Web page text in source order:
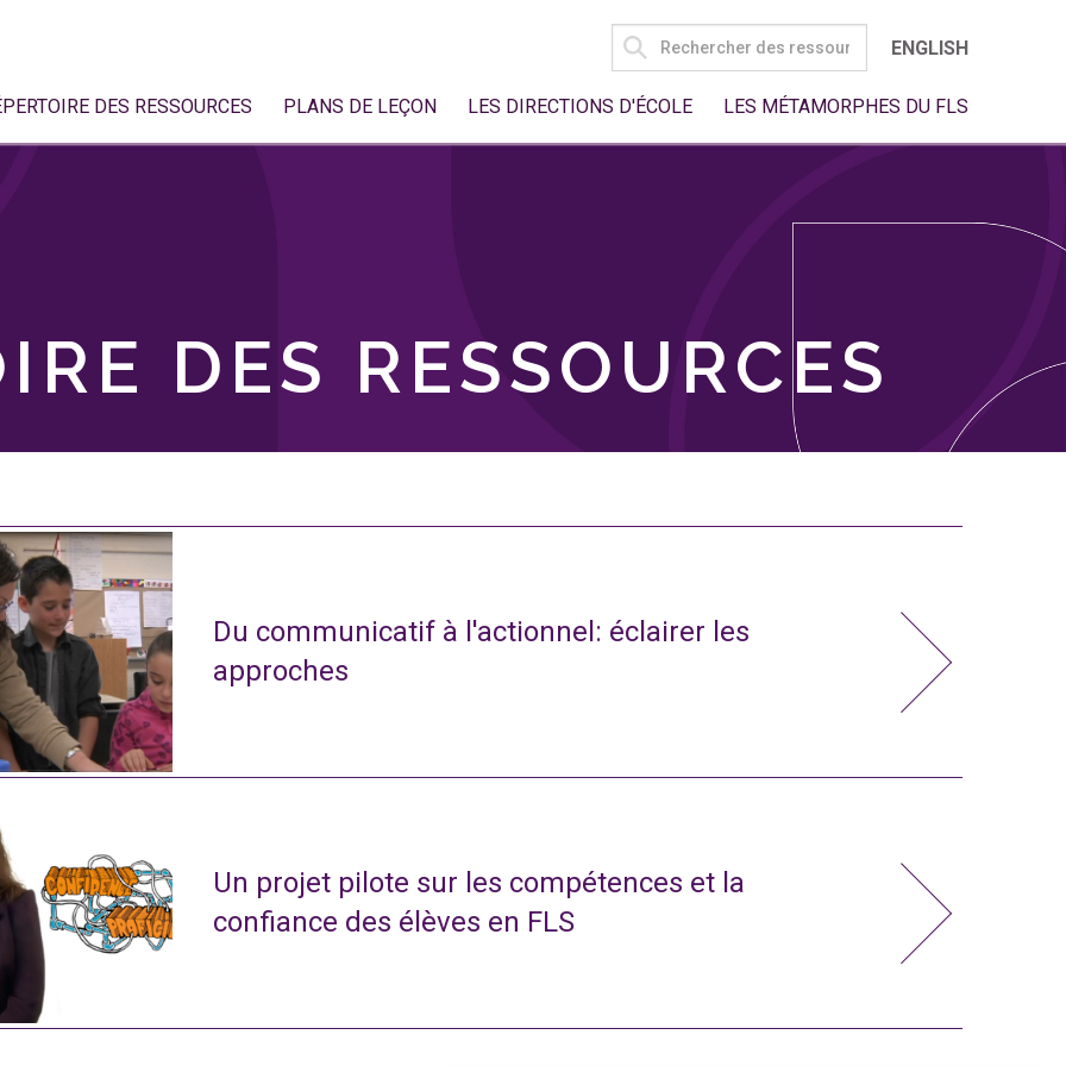
SEARCH
FOR:
ENGLISH
DES RESSOURCES PLANS DE LEÇON LES DIRECTIONS D'ÉCOLE LES MÉTAMORPHES DU FLS
DES RESSOURCES
Du communicatif à l'actionnel: éclairer les
approches
Un projet pilote sur les compétences et la
confiance des élèves en FLS